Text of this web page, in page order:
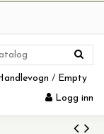
/ Empty
Logg inn